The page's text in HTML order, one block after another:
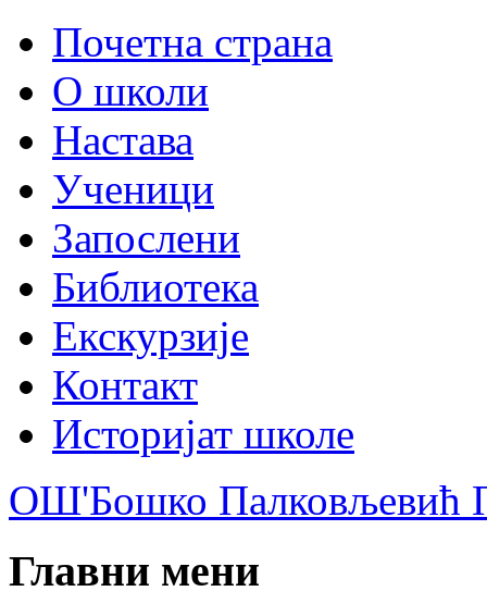
Почетна страна
О школи
Настава
Ученици
Запослени
Библиотека
Екскурзије
Контакт
Историјат школе
ОШ'Бошко Палковљевић
Главни мени